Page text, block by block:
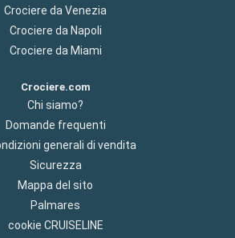
Crociere da Venezia
Crociere da Napoli
Crociere da Miami
Crociere.com
Chi siamo?
Domande frequenti
generali di vendita
Sicurezza
Mappa del sito
Palmares
cookie CRUISELINE